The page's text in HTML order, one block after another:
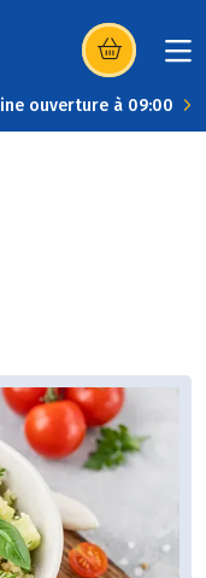
(s’ouvre dans
ouverture à 09:00